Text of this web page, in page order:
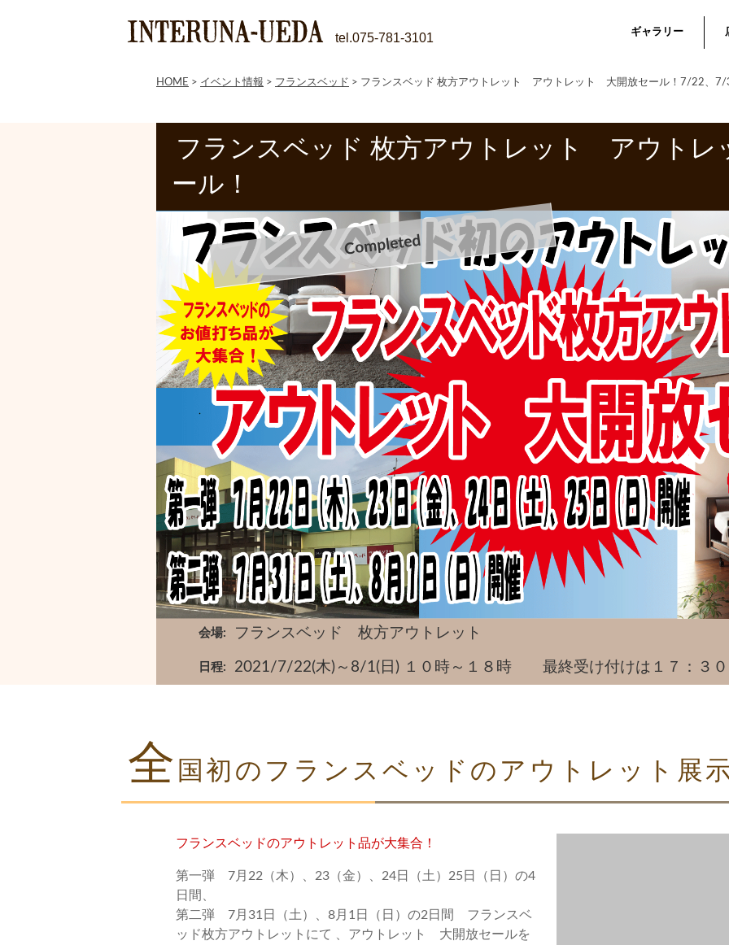
tel.075-781-3101 ギャラリー
HOME > イベント情報 > フランスベッド > フランスベッド 枚方アウトレット アウトレット 大開放セール！7/22、7/
フランスベッド 枚方アウトレット アウト
ール！
会場 フランスベッド 枚方アウトレット
日程 2021/7/22(木)～8/1(日) １０時～１８時 最終受け付けは１７：３０
全 国初のフランスベッドのアウトレット展
フランスベッドのアウトレット品が大集合！
第一弾 7月22（木）、23（金）、24日（土）25日（日）の4
日間、
第二弾 7月31日（土）、8月1日（日）の2日間 フランスベ
ッド枚方アウトレットにて 、アウトレット 大開放セールを